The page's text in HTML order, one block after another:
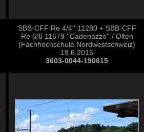
SBB-CFF Re 4/4'' 11280 + SBB-CFF
Re 6/6 11679 ''Cadenazzo'' / Olten
(Fachhochschule Nordwestschweiz)
19.6.2015
3603-0044-190615